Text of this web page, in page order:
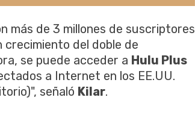
más de 3 millones de suscriptores
crecimiento del doble de
se puede acceder a Hulu Plus
a Internet en los EE.UU.
señaló Kilar.